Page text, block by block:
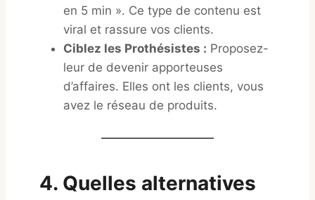
en 5 min ». Ce type de contenu est
viral et rassure vos clients.
Ciblez les Prothésistes : Proposez-
leur de devenir apporteuses
d’affaires. Elles ont les clients, vous
avez le réseau de produits.
4. Quelles alternatives